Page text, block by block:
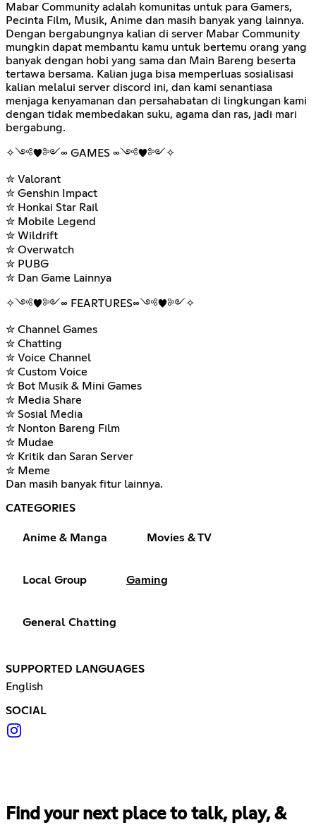
Mabar Community adalah komunitas untuk para Gamers,
Pecinta Film, Musik, Anime dan masih banyak yang lainnya.
Dengan bergabungnya kalian di server Mabar Community
mungkin dapat membantu kamu untuk bertemu orang yang
banyak dengan hobi yang sama dan Main Bareng beserta
tertawa bersama. Kalian juga bisa memperluas sosialisasi
kalian melalui server discord ini, dan kami senantiasa
menjaga kenyamanan dan persahabatan di lingkungan kami
dengan tidak membedakan suku, agama dan ras, jadi mari
bergabung.
✧༺♥༻∞ GAMES ∞༺♥༻✧
✮ Valorant
✮ Genshin Impact
✮ Honkai Star Rail
✮ Mobile Legend
✮ Wildrift
✮ Overwatch
✮ PUBG
✮ Dan Game Lainnya
✧༺♥༻∞ FEARTURES∞༺♥༻✧
✮ Channel Games
✮ Chatting
✮ Voice Channel
✮ Custom Voice
✮ Bot Musik & Mini Games
✮ Media Share
✮ Sosial Media
✮ Nonton Bareng Film
✮ Mudae
✮ Kritik dan Saran Server
✮ Meme
Dan masih banyak fitur lainnya.
CATEGORIES
Anime & Manga Movies & TV
Local Group Gaming
General Chatting
SUPPORTED LANGUAGES
English
SOCIAL
Find your next place to talk, play, &